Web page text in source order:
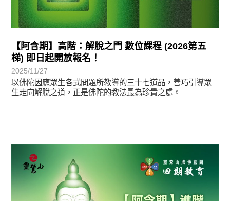
【阿含期】高階：解脫之門 數位課程 (2026第五
梯) 即日起開放報名！
2025/11/27
以佛陀因應眾生各式問題所教導的三十七道品，善巧引導眾
生走向解脫之道，正是佛陀的教法最為珍貴之處。